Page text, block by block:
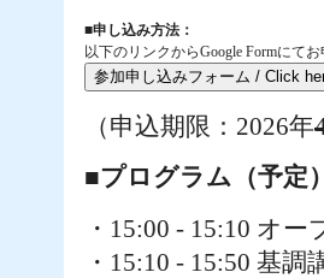
■申し込み方法：
以下のリンクからGoogle Formにて
参加申し込みフォーム / Click
（申込期限：2026年
■プログラム（予定
・15:00 - 15:10 オー
・15:10 - 15:50 基